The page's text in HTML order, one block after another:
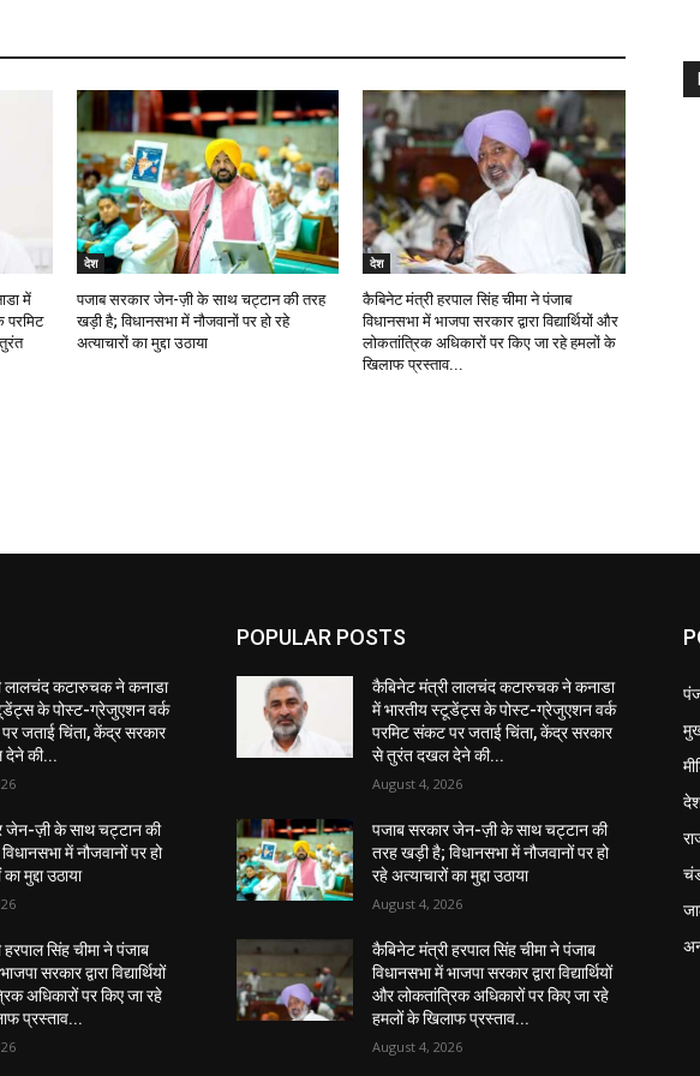
में
परमिट
देश
पजाब सरकार जेन-ज़ी के साथ चट्टान की तरह
खड़ी है; विधानसभा में नौजवानों पर हो रहे
अत्याचारों का मुद्दा उठाया
देश
कैबिनेट मंत्री हरपाल सिंह चीमा ने पंजाब
विधानसभा में भाजपा सरकार द्वारा विद्यार्थियों और
लोकतांत्रिक अधिकारों पर किए जा रहे हमलों के
खिलाफ प्रस्ताव...
लालचंद कटारुचक ने कनाडा
के पोस्ट-ग्रेजुएशन वर्क
जताई चिंता, केंद्र सरकार
की...
जेन-ज़ी के साथ चट्टान की
में नौजवानों पर हो
मुद्दा उठाया
सिंह चीमा ने पंजाब
सरकार द्वारा विद्यार्थियों
अधिकारों पर किए जा रहे
प्रस्ताव...
POPULAR POSTS
कैबिनेट मंत्री लालचंद कटारुचक ने कनाडा
में भारतीय स्टूडेंट्स के पोस्ट-ग्रेजुएशन वर्क
परमिट संकट पर जताई चिंता, केंद्र सरकार
से तुरंत दखल देने की...
August 4, 2026
पजाब सरकार जेन-ज़ी के साथ चट्टान की
तरह खड़ी है; विधानसभा में नौजवानों पर हो
रहे अत्याचारों का मुद्दा उठाया
August 4, 2026
कैबिनेट मंत्री हरपाल सिंह चीमा ने पंजाब
विधानसभा में भाजपा सरकार द्वारा विद्यार्थियों
और लोकतांत्रिक अधिकारों पर किए जा रहे
हमलों के खिलाफ प्रस्ताव...
August 4, 2026